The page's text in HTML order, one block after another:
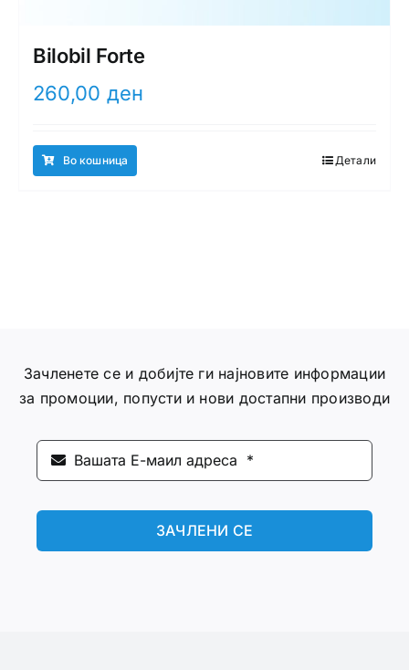
Bilobil Forte
260,00 ден
Во кошница Детали
Зачленете се и добијте ги најновите информации
за промоции, попусти и нови достапни производи
ЗАЧЛЕНИ СЕ